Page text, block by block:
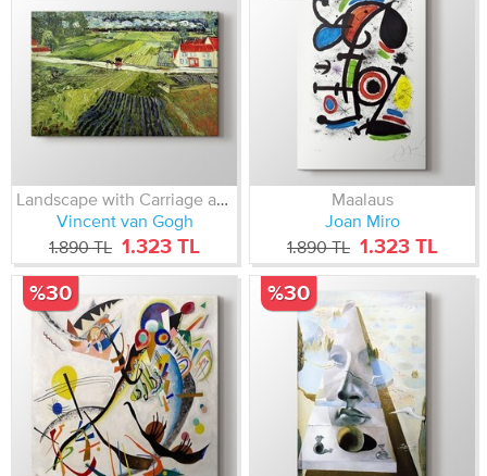
Landscape with Carriage and Train
Vincent van Gogh
1.890 TL 1.323 TL
Maalaus
Joan Miro
1.890 TL 1.323 TL
%30 %30